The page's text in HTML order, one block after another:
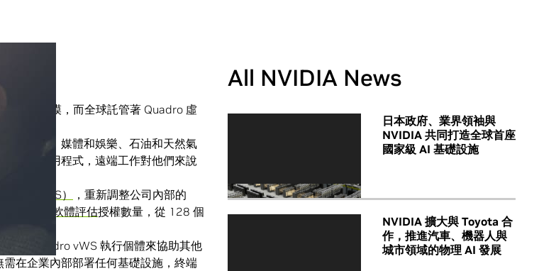
大資源規模，而全球託管著 Quadro 虛
、製造、媒體和娛樂、石油和天然氣
型的應用程式，遠端工作對他們來說
vWS）
，重新調整公司內部的
擬 GPU 軟體評估授權數量，從 128 個
提供 Quadro vWS 執行個體來協助其他
在企業內部部署任何基礎設施，終端
All NVIDIA News
日本政府、業界領袖與
NVIDIA 共同打造全球首座
國家級 AI 基礎設施
NVIDIA 擴大與 Toyota 合
作，推進汽車、機器人與
城市領域的物理 AI 發展